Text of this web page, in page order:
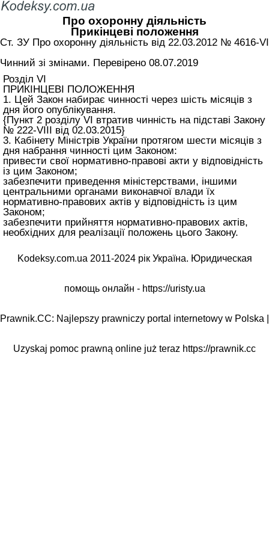
Про охоронну діяльність
Прикінцеві положення
Ст. ЗУ Про охоронну діяльність від 22.03.2012 № 4616-VI
Чинний зі змінами. Перевірено 08.07.2019
Розділ VI
ПРИКІНЦЕВІ ПОЛОЖЕННЯ
1. Цей Закон набирає чинності через шість місяців з
дня його опублікування.
{Пункт 2 розділу VI втратив чинність на підставі Закону
№ 222-VIII від 02.03.2015}
3. Кабінету Міністрів України протягом шести місяців з
дня набрання чинності цим Законом:
привести свої нормативно-правові акти у відповідність
із цим Законом;
забезпечити приведення міністерствами, іншими
центральними органами виконавчої влади їх
нормативно-правових актів у відповідність із цим
Законом;
забезпечити прийняття нормативно-правових актів,
необхідних для реалізації положень цього Закону.
Kodeksy.com.ua 2011-2024 рік Україна. Юридическая
помощь онлайн - https://uristy.ua
Prawnik.CC: Najlepszy prawniczy portal internetowy w Polska |
Uzyskaj pomoc prawną online już teraz https://prawnik.cc